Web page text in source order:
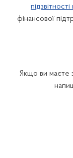
фінансової
Якщо ви маєте